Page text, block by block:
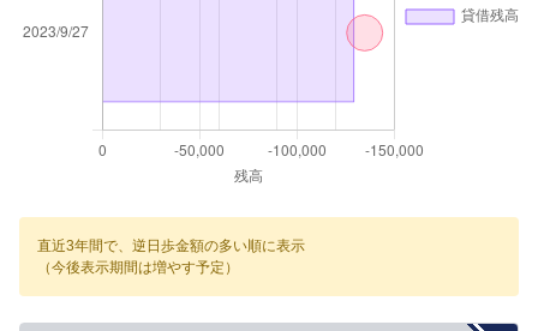
直近3年間で、逆日歩金額の多い順に表示
（今後表示期間は増やす予定）